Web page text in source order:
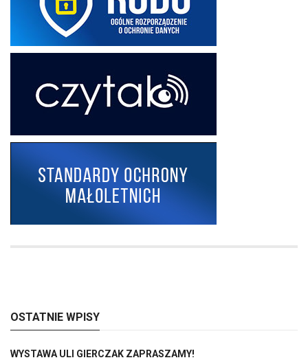
OSTATNIE WPISY
WYSTAWA ULI GIERCZAK ZAPRASZAMY!